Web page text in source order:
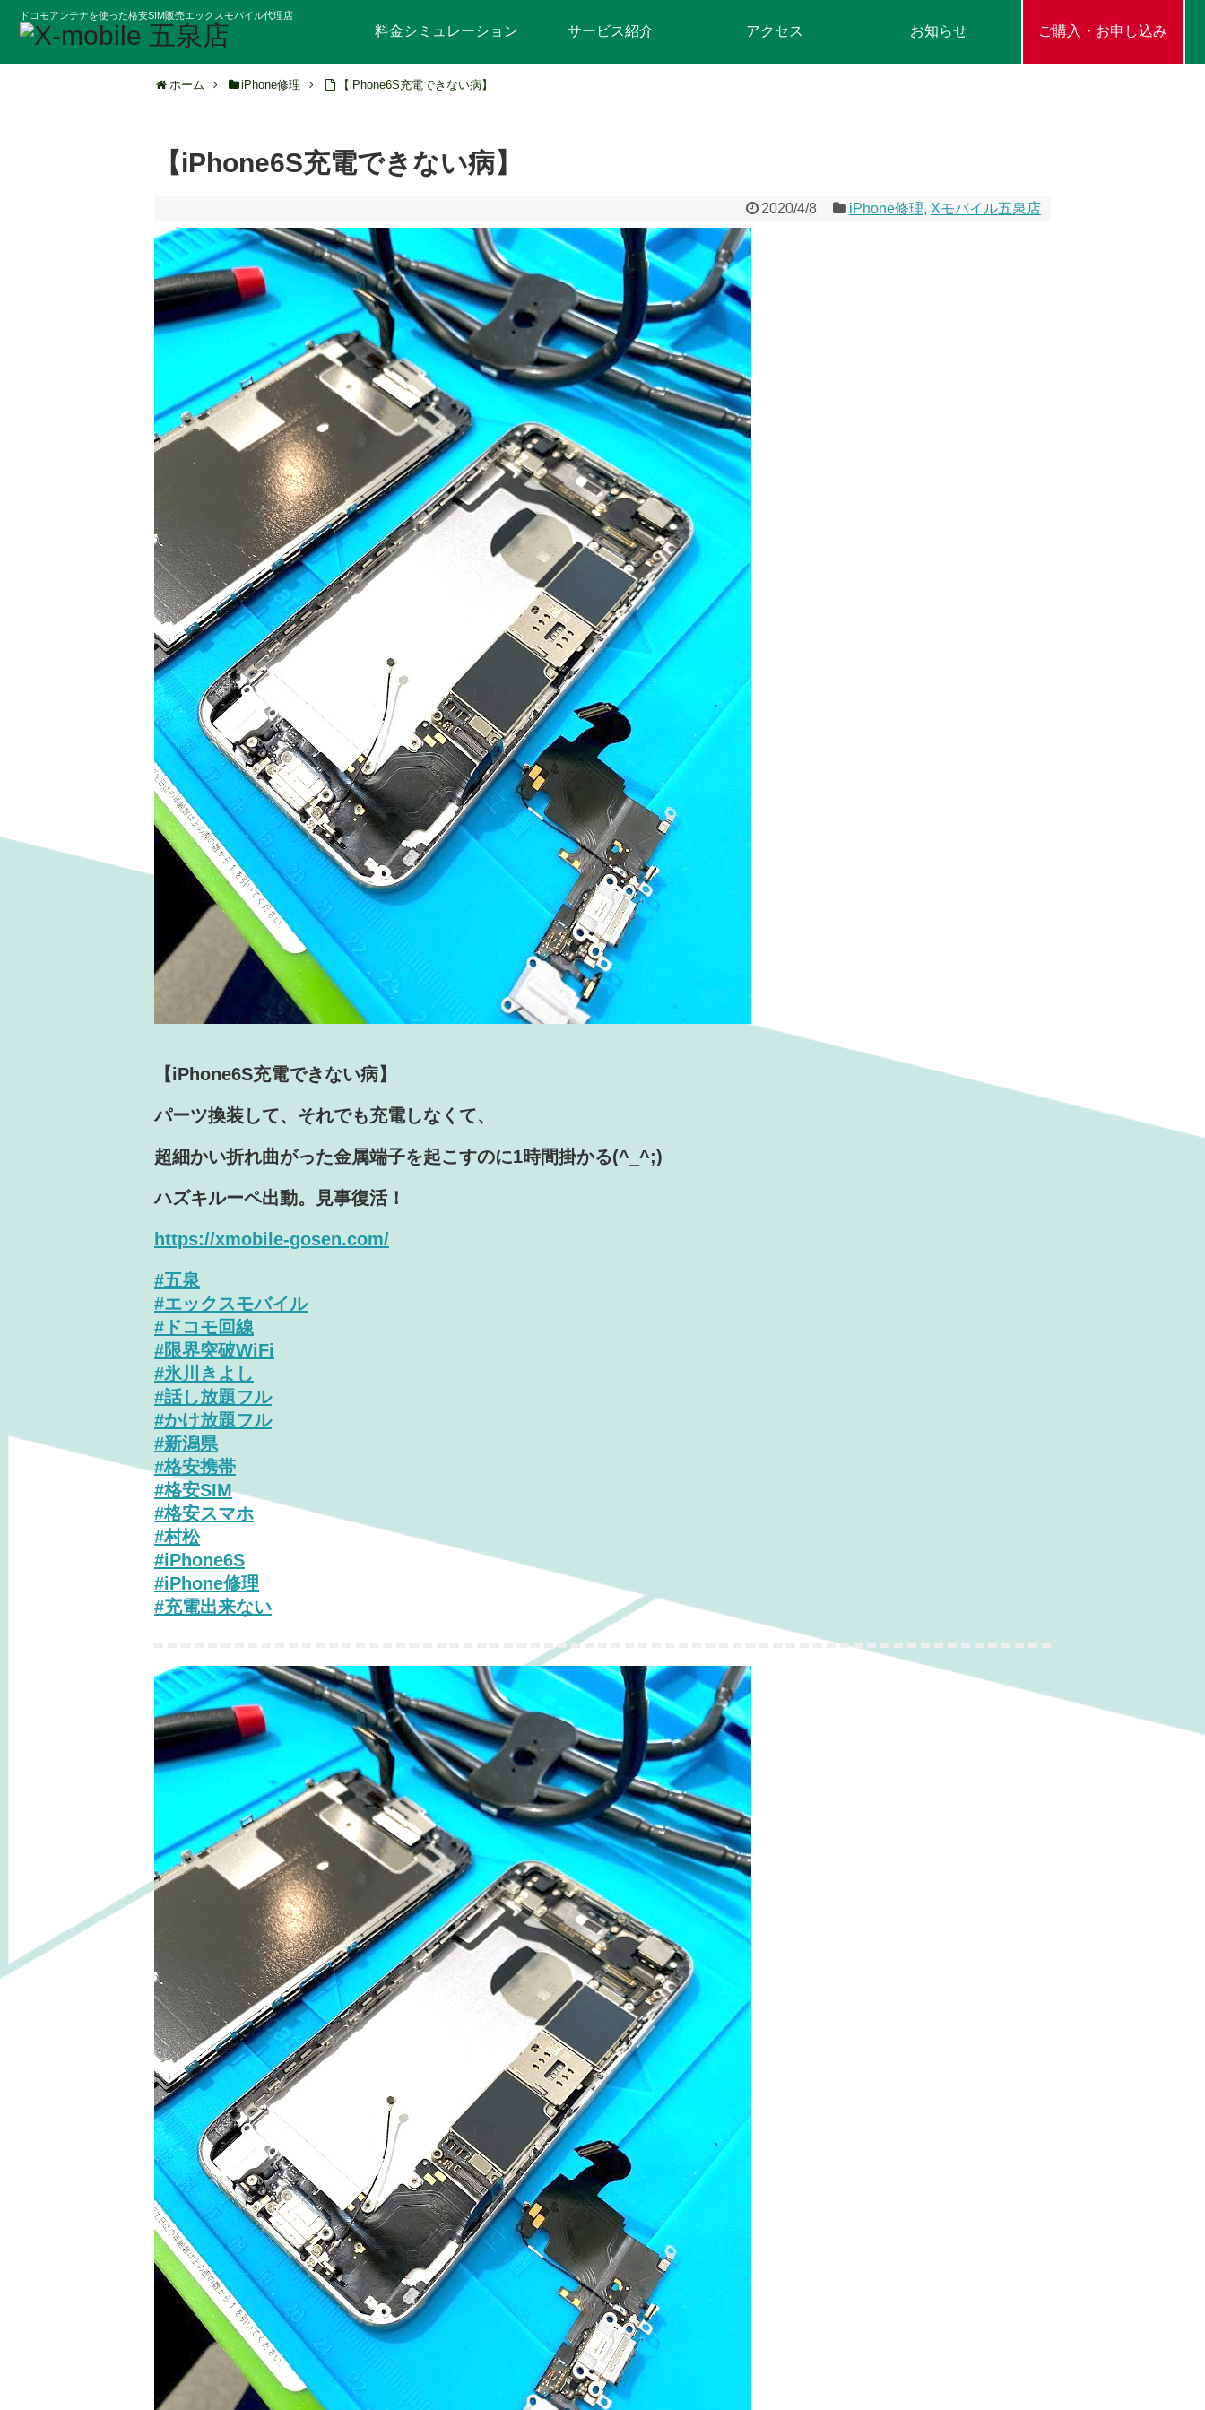
ドコモアンテナを使った格安SIM販売エックスモバイル代理店
料金シミュレーション サービス紹介 アクセス お知らせ ご購入・お申し込み
ホーム iPhone修理 【iPhone6S充電できない病】
【iPhone6S充電できない病】
2020/4/8 iPhone修理, Xモバイル五泉店
【iPhone6S充電できない病】
パーツ換装して、それでも充電しなくて、
超細かい折れ曲がった金属端子を起こすのに1時間掛かる(^_^;)
ハズキルーペ出動。見事復活！
https://xmobile-gosen.com/
#五泉
#エックスモバイル
#ドコモ回線
#限界突破WiFi
#氷川きよし
#話し放題フル
#かけ放題フル
#新潟県
#格安携帯
#格安SIM
#格安スマホ
#村松
#iPhone6S
#iPhone修理
#充電出来ない